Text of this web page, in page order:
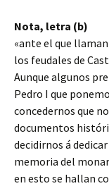
Nota, letra (b)
«ante el que
los feudales de
Aunque algunos
Pedro I que
concedernos que
documentos
decidirnos á
memoria del
en esto se hallan